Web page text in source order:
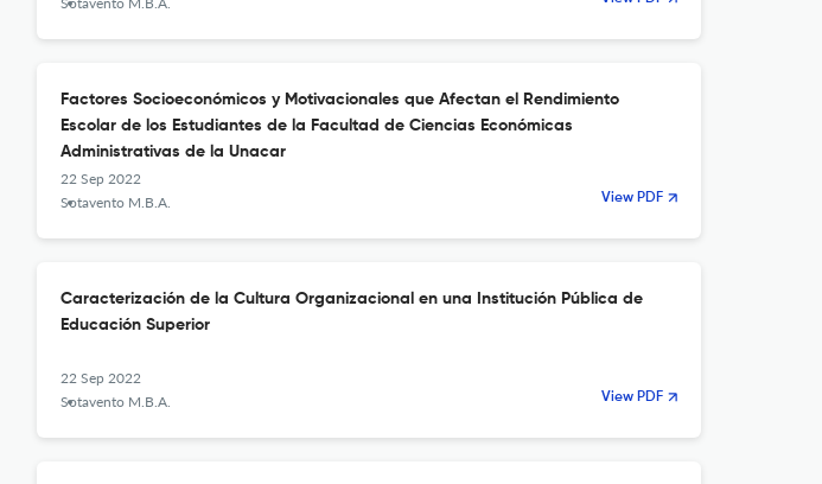
Factores Socioeconómicos y Motivacionales que Afectan el Rendimiento
Escolar de los Estudiantes de la Facultad de Ciencias Económicas
Administrativas de la Unacar
22 Sep 2022
Sotavento M.B.A.
View PDF
Caracterización de la Cultura Organizacional en una Institución Pública de
Educación Superior
22 Sep 2022
Sotavento M.B.A.
View PDF